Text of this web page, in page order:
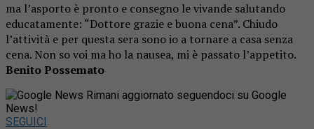
ma l’asporto è pronto e consegno le vivande salutando
educatamente: “Dottore grazie e buona cena”. Chiudo
l’attività e per questa sera sono io a tornare a casa senza
cena. Non so voi ma ho la nausea, mi è passato l’appetito.
Benito Possemato
Rimani aggiornato seguendoci su Google
News!
SEGUICI